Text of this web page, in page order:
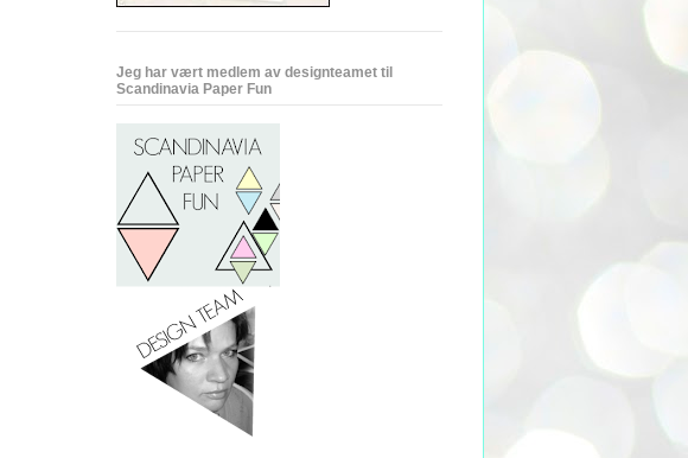
Jeg har vært medlem av designteamet til
Scandinavia Paper Fun